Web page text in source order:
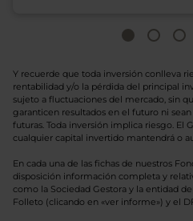
Y recuerde que toda inversión conlleva
rentabilidad y/o la pérdida del principal
sujeto a fluctuaciones del mercado, sin
garanticen resultados en el futuro ni
futuras. Toda inversión implica riesgo. El
cualquier capital invertido mantendrá o
En cada una de las fichas de nuestros
disposición información completa y
como la Sociedad Gestora y la entidad
Folleto (clicando en «ver informe») y el